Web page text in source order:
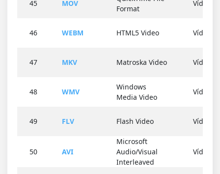
45 MOV
Format
Vídeo
46 WEBM HTML5 Video Vídeo
47 MKV Matroska Video Vídeo
48 WMV
Windows
Media Video
Vídeo
49 FLV Flash Video Vídeo
50 AVI
Microsoft
Audio/Visual
Interleaved
Vídeo